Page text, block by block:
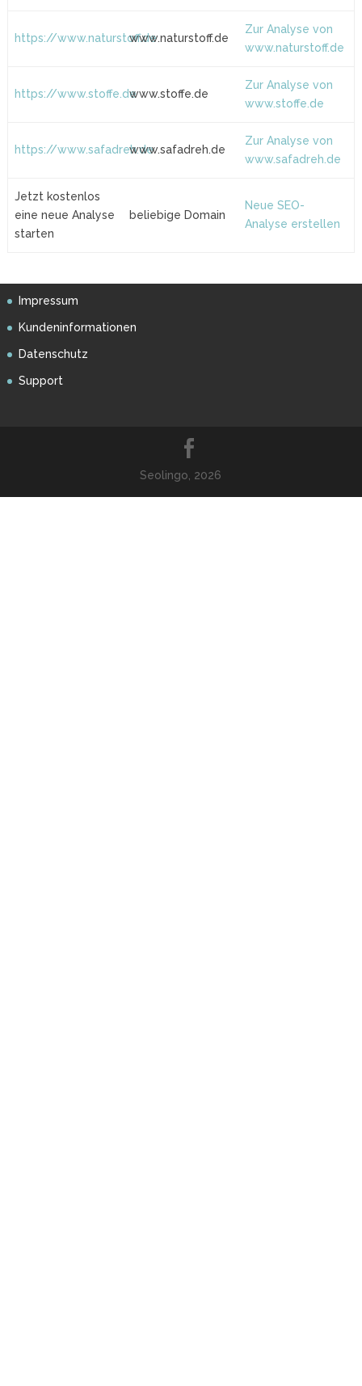
https://www.naturstoff.dewww.naturstoff.de
Zur Analyse von
www.naturstoff.de
https://www.stoffe.dewww.stoffe.de
Zur Analyse von
www.stoffe.de
https://www.safadreh.dewww.safadreh.de
Zur Analyse von
www.safadreh.de
Jetzt kostenlos
eine neue Analyse
starten
beliebige Domain
Neue SEO-
Analyse erstellen
Impressum
Kundeninformationen
Datenschutz
Support
Seolingo, 2026